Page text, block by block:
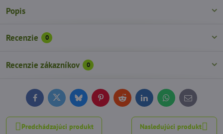
Popis
Recenzie 0
Recenzie zákazníkov 0
FacebookTwitterBlueskyPinterestReddit LinkedInWhatsApp
E-
mail
Predchádzajúci produkt Nasledujúci produkt